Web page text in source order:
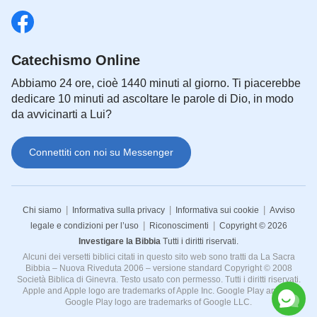
che non possono essere compresi dall’uomo.
Inoltre, consente all’uomo di riconoscere e
conoscere la sua sostanza corrotta e le radici
sua bruttezza. Questi effetti si realizzano tutti
tramite l’opera di giudizio, perché la sua
via e la vita di Dio a tutti coloro che hanno fede
in Lui. Quest’opera è l’opera di giudizio svolta
Dopo aver letto queste parole, Fratello Joseph ha
condiviso con me molte verità riguardo all’opera di
giudizio di Dio degli ultimi giorni. Sono arrivato a
capire che l’opera di Dio è molto concreta e non è
affatto soprannaturale, che l’opera di giudizio di Dio
Catechismo Online
Abbiamo 24 ore, cioè 1440 minuti al giorno. Ti piacerebbe
dedicare 10 minuti ad ascoltare le parole di Dio, in modo
da avvicinarti a Lui?
Connettiti con noi su Messenger
Chi siamo Informativa sulla privacy Informativa sui cookie
Avviso
legale e condizioni per l’uso
Riconoscimenti
Copyright © 2026
Investigare la Bibbia Tutti i diritti riservati.
Alcuni dei versetti biblici citati in questo sito web sono tratti da La Sacra
Bibbia – Nuova Riveduta 2006 – versione standard Copyright © 2008
Società Biblica di Ginevra. Testo usato con permesso. Tutti i diritti riservati.
Apple and Apple logo are trademarks of Apple Inc. Google Play and the
Google Play logo are trademarks of Google LLC.